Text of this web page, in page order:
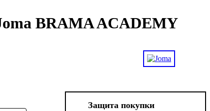
BRAMA ACADEMY
Защита покупки